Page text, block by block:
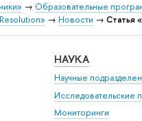
→ Образовательные
→ Новости → Статья
НАУКА
Научные
Исследовательские
Мониторинги